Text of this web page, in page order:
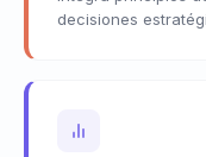
decisiones